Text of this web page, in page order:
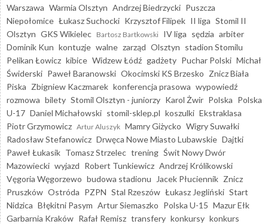
Warszawa Warmia Olsztyn Andrzej Biedrzycki Puszcza
Niepołomice Łukasz Suchocki Krzysztof Filipek II liga Stomil II
Olsztyn GKS Wikielec Bartosz Bartkowski IV liga sędzia arbiter
Dominik Kun kontuzje walne zarząd Olsztyn stadion Stomilu
Pelikan Łowicz kibice Widzew Łódź gadżety Puchar Polski Michał
Świderski Paweł Baranowski Okocimski KS Brzesko Znicz Biała
Piska Zbigniew Kaczmarek konferencja prasowa wypowiedź
rozmowa bilety Stomil Olsztyn - juniorzy Karol Żwir Polska Polska
U-17 Daniel Michałowski stomil-sklep.pl koszulki Ekstraklasa
Piotr Grzymowicz Artur Aluszyk Mamry Giżycko Wigry Suwałki
Radosław Stefanowicz Drwęca Nowe Miasto Lubawskie Dajtki
Paweł Łukasik Tomasz Strzelec trening Świt Nowy Dwór
Mazowiecki wyjazd Robert Tunkiewicz Andrzej Królikowski
Vęgoria Węgorzewo budowa stadionu Jacek Płuciennik Znicz
Pruszków Ostróda PZPN Stal Rzeszów Łukasz Jegliński Start
Nidzica Błękitni Pasym Artur Siemaszko Polska U-15 Mazur Ełk
Garbarnia Kraków Rafał Remisz transfery konkursy konkurs